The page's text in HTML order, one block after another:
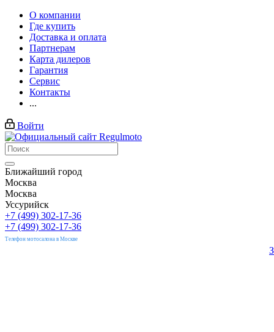
О компании
Где купить
Доставка и оплата
Партнерам
Карта дилеров
Гарантия
Сервис
Контакты
...
Войти
Ближайший город
Москва
Москва
Уссурийск
+7 (499) 302-17-36
+7 (499) 302-17-36
Телефон мотосалона в Москве